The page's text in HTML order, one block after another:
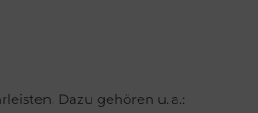
Dazu gehören u. a.: